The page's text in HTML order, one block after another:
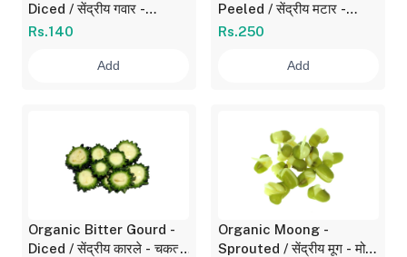
Diced / सेंद्रीय गवार -
निवडलेली 180 gm
Rs.140
Add
Peeled / सेंद्रीय मटार -
सोललेला 250 gm
Rs.250
Add
Organic Bitter Gourd -
Diced / सेंद्रीय कारले - चकत्या
Organic Moong -
Sprouted / सेंद्रीय मूग - मोड